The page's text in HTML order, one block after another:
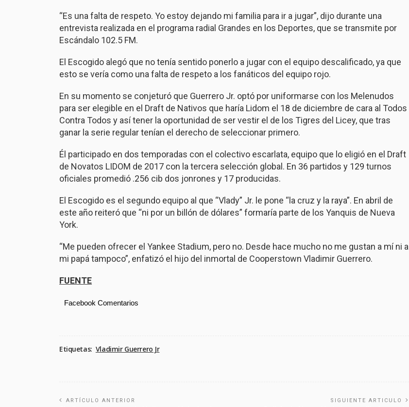
“Es una falta de respeto. Yo estoy dejando mi familia para ir a jugar”, dijo durante una
entrevista realizada en el programa radial Grandes en los Deportes, que se transmite por
Escándalo 102.5 FM.
El Escogido alegó que no tenía sentido ponerlo a jugar con el equipo descalificado, ya que
esto se vería como una falta de respeto a los fanáticos del equipo rojo.
En su momento se conjeturó que Guerrero Jr. optó por uniformarse con los Melenudos
para ser elegible en el Draft de Nativos que haría Lidom el 18 de diciembre de cara al Todos
Contra Todos y así tener la oportunidad de ser vestir el de los Tigres del Licey, que tras
ganar la serie regular tenían el derecho de seleccionar primero.
Él participado en dos temporadas con el colectivo escarlata, equipo que lo eligió en el Draft
de Novatos LIDOM de 2017 con la tercera selección global. En 36 partidos y 129 turnos
oficiales promedió .256 cib dos jonrones y 17 producidas.
El Escogido es el segundo equipo al que “Vlady” Jr. le pone “la cruz y la raya”. En abril de
este año reiteró que “ni por un billón de dólares” formaría parte de los Yanquis de Nueva
York.
“Me pueden ofrecer el Yankee Stadium, pero no. Desde hace mucho no me gustan a mí ni a
mi papá tampoco”, enfatizó el hijo del inmortal de Cooperstown Vladimir Guerrero.
FUENTE
Facebook Comentarios
Etiquetas: Vladimir Guerrero Jr
ARTÍCULO ANTERIOR SIGUIENTE ARTICULO